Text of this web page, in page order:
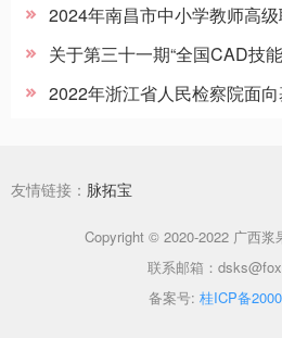
2024年南昌市中小学教师高级职
关于第三十一期“全国CAD技能等级
2022年浙江省人民检察院面向基层公开遴
友情链接： 脉拓宝
Copyright © 2020-2022 广西浆
联系邮箱：
备案号: 桂ICP备